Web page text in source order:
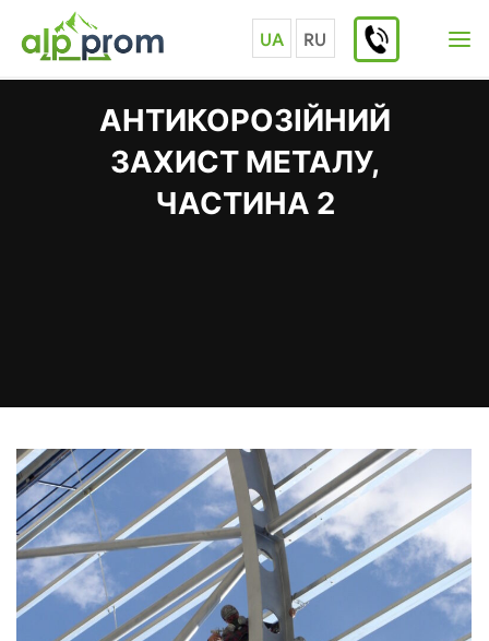
content
UA RU
АНТИКОРОЗІЙНИЙ
ЗАХИСТ МЕТАЛУ,
ЧАСТИНА 2